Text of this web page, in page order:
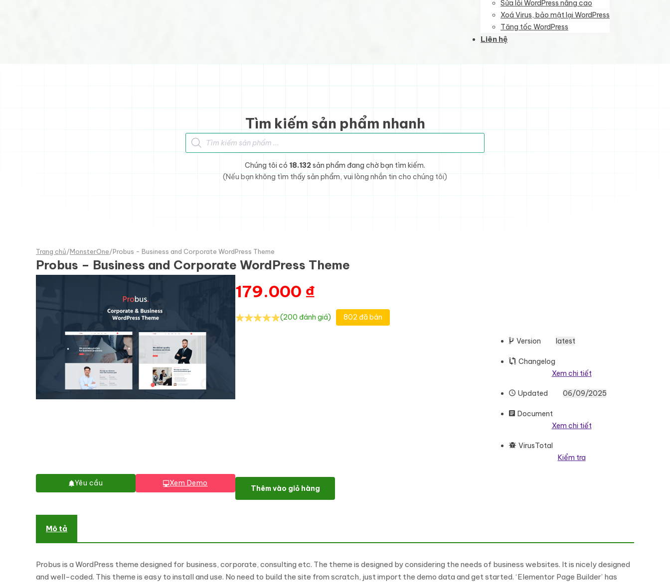
Sửa lỗi WordPress nâng cao
Xoá Virus, bảo mật lại WordPress
Tăng tốc WordPress
Liên hệ
Tìm kiếm sản phẩm nhanh
Tìm kiếm sản phẩm
Chúng tôi có 18.132 sản phẩm đang chờ bạn tìm kiếm.
(Nếu bạn không tìm thấy sản phẩm, vui lòng nhắn tin cho chúng tôi)
Trang chủ/MonsterOne/Probus - Business and Corporate WordPress Theme
Probus – Business and Corporate WordPress Theme
Yêu cầu Xem Demo
179.000 ₫
(200 đánh giá) 802 đã bán
Version latest
Changelog
Xem chi tiết
Updated 06/09/2025
Document
Xem chi tiết
VirusTotal
Kiểm tra
Probus - Business and Corporate WordPress Theme số lượng
Thêm vào giỏ hàng
Mô tả
Probus is a WordPress theme designed for business, corporate, consulting etc. The theme is designed by considering the needs of business websites. It is nicely designed
and well-coded. This theme is easy to install and use. No need to build the site from scratch, just import the demo data and get started. ‘Elementor Page Builder’ has